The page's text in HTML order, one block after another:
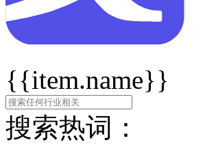
{{item.name}}
搜索热词：